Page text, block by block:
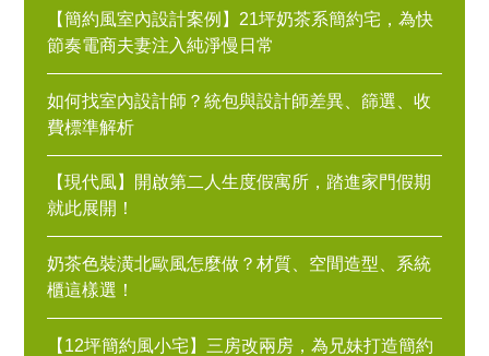
【簡約風室內設計案例】21坪奶茶系簡約宅，為快
節奏電商夫妻注入純淨慢日常
如何找室內設計師？統包與設計師差異、篩選、收
費標準解析
【現代風】開啟第二人生度假寓所，踏進家門假期
就此展開！
奶茶色裝潢北歐風怎麼做？材質、空間造型、系統
櫃這樣選！
【12坪簡約風小宅】三房改兩房，為兄妹打造簡約